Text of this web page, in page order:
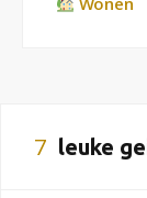
7 leuke